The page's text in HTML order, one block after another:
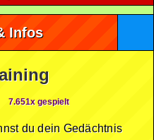
Infos
7.651x gespielt
du dein Gedächtnis